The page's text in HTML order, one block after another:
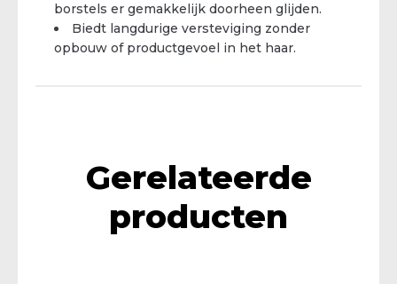
borstels er gemakkelijk doorheen glijden.
Biedt langdurige versteviging zonder
opbouw of productgevoel in het haar.
Gerelateerde
producten